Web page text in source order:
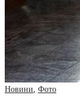
Новини Фото